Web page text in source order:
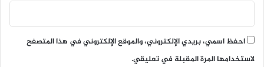
احفظ اسمي، بريدي الإلكتروني، والموقع الإلكتروني في هذا المتصفح
لاستخدامها المرة المقبلة في تعليقي.